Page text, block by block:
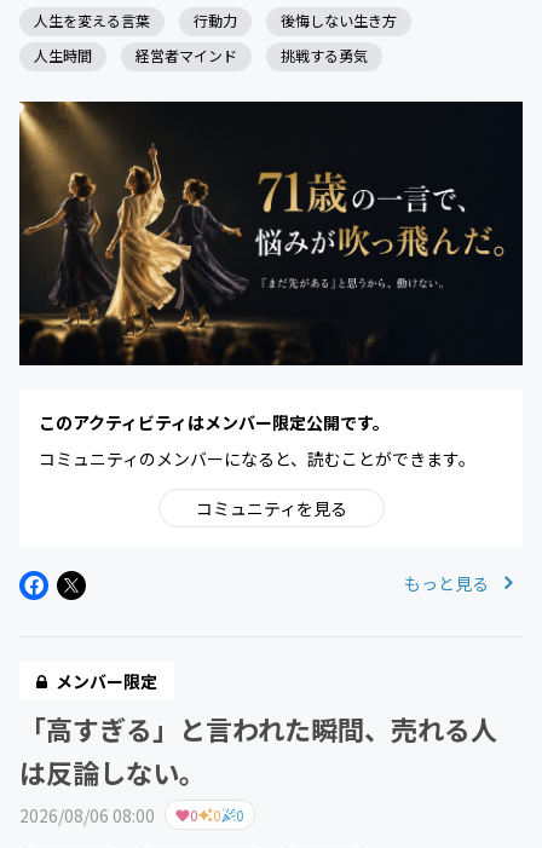
人生を変える言葉 行動力
後悔しない生き方
人生時間
経営者マインド 挑戦する勇気
このアクティビティはメンバー限定公開です。
コミュニティのメンバーになると、読むことができます。
コミュニティを見る
もっと見る
メンバー限定
「高すぎる」と言われた瞬間、売れる人
は反論しない。
2026/08/06 08:00 0 0 0